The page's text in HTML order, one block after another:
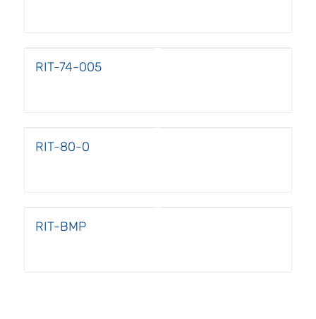
RIT-74-005
RIT-80-0
RIT-BMP